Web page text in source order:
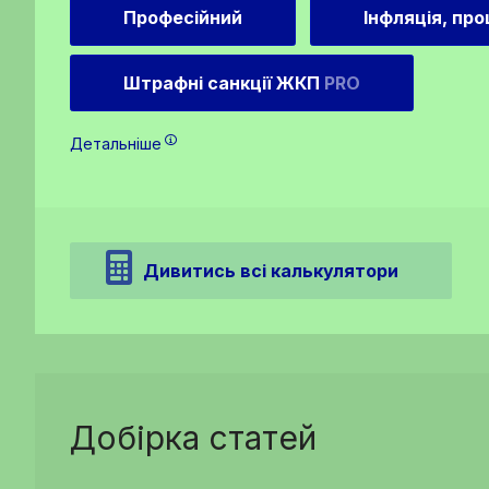
Професійний Інфляція,
Штрафні санкції ЖКП PRO
Детальніше
Дивитись всі калькулятори
Добірка статей